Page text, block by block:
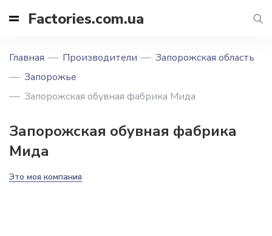
Factories.com.ua
Главная Производители
Запорожская область
Запорожье
Запорожская обувная фабрика Мида
Запорожская обувная фабрика
Мида
Это моя компания